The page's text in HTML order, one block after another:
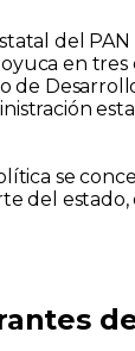
del PAN
en tres
de
se
del